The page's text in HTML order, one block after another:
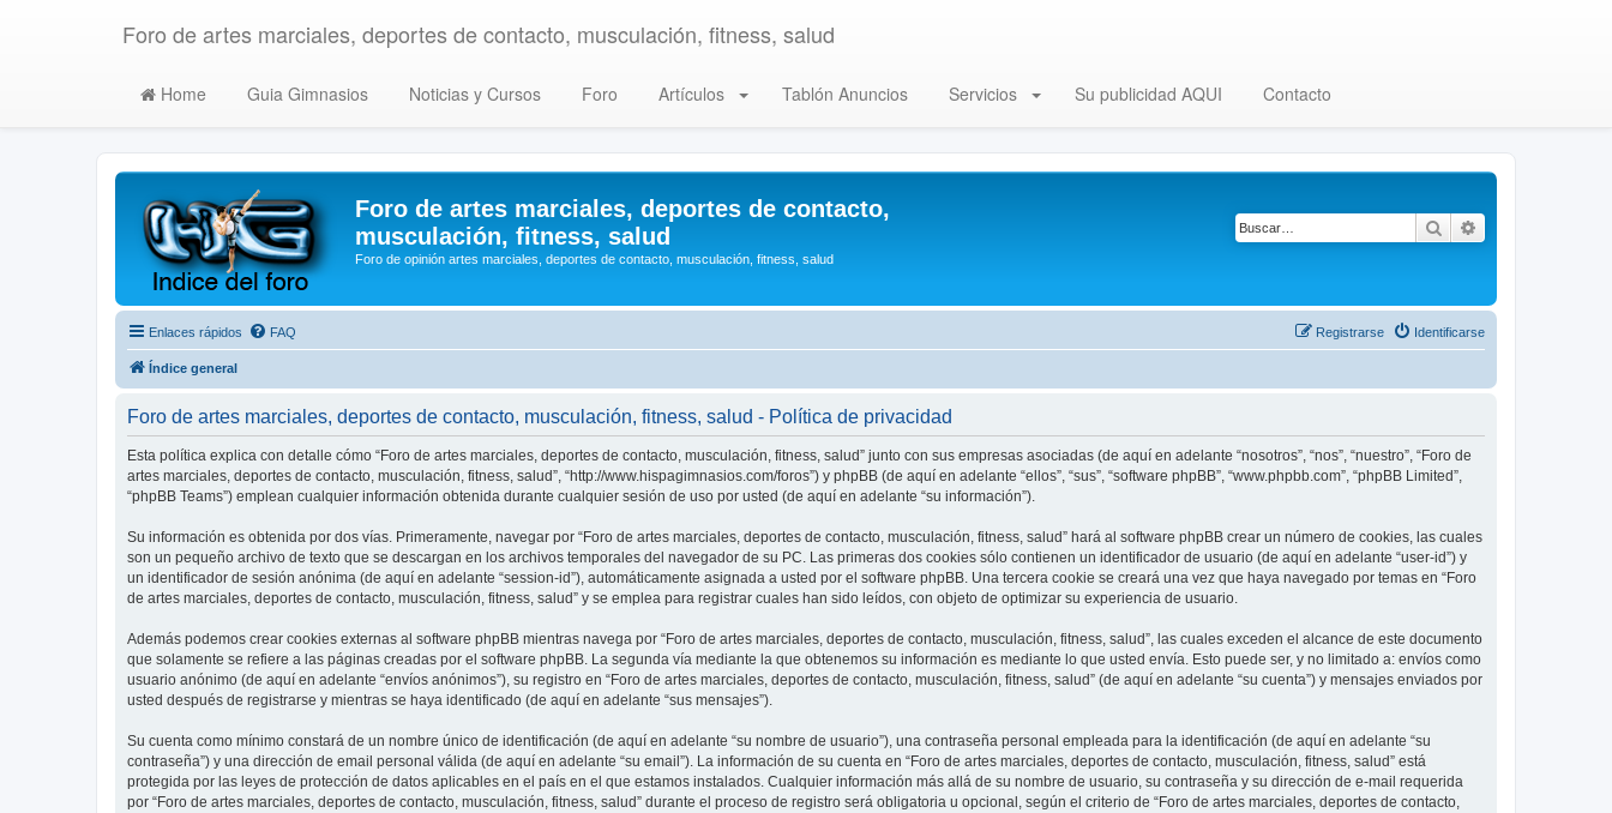
Foro de artes marciales, deportes de contacto, musculación, fitness, salud
Home Guia Gimnasios Noticias y Cursos Foro Artículos Tablón Anuncios Servicios Su publicidad AQUI Contacto
Foro de artes marciales, deportes de contacto,
musculación, fitness, salud
Foro de opinión artes marciales, deportes de contacto, musculación, fitness, salud
Buscar
Enlaces rápidos FAQ Identificarse
Registrarse
Índice general
Foro de artes marciales, deportes de contacto, musculación, fitness, salud - Política de privacidad
Esta política explica con detalle cómo “Foro de artes marciales, deportes de contacto, musculación, fitness, salud” junto con sus empresas asociadas (de aquí en adelante “nosotros”, “nos”, “nuestro”, “Foro de
artes marciales, deportes de contacto, musculación, fitness, salud”, “http://www.hispagimnasios.com/foros”) y phpBB (de aquí en adelante “ellos”, “sus”, “software phpBB”, “www.phpbb.com”, “phpBB Limited”,
“phpBB Teams”) emplean cualquier información obtenida durante cualquier sesión de uso por usted (de aquí en adelante “su información”).
Su información es obtenida por dos vías. Primeramente, navegar por “Foro de artes marciales, deportes de contacto, musculación, fitness, salud” hará al software phpBB crear un número de cookies, las cuales
son un pequeño archivo de texto que se descargan en los archivos temporales del navegador de su PC. Las primeras dos cookies sólo contienen un identificador de usuario (de aquí en adelante “user-id”) y
un identificador de sesión anónima (de aquí en adelante “session-id”), automáticamente asignada a usted por el software phpBB. Una tercera cookie se creará una vez que haya navegado por temas en “Foro
de artes marciales, deportes de contacto, musculación, fitness, salud” y se emplea para registrar cuales han sido leídos, con objeto de optimizar su experiencia de usuario.
Además podemos crear cookies externas al software phpBB mientras navega por “Foro de artes marciales, deportes de contacto, musculación, fitness, salud”, las cuales exceden el alcance de este documento
que solamente se refiere a las páginas creadas por el software phpBB. La segunda vía mediante la que obtenemos su información es mediante lo que usted envía. Esto puede ser, y no limitado a: envíos como
usuario anónimo (de aquí en adelante “envíos anónimos”), su registro en “Foro de artes marciales, deportes de contacto, musculación, fitness, salud” (de aquí en adelante “su cuenta”) y mensajes enviados por
usted después de registrarse y mientras se haya identificado (de aquí en adelante “sus mensajes”).
Su cuenta como mínimo constará de un nombre único de identificación (de aquí en adelante “su nombre de usuario”), una contraseña personal empleada para la identificación (de aquí en adelante “su
contraseña”) y una dirección de email personal válida (de aquí en adelante “su email”). La información de su cuenta en “Foro de artes marciales, deportes de contacto, musculación, fitness, salud” está
protegida por las leyes de protección de datos aplicables en el país en el que estamos instalados. Cualquier información más allá de su nombre de usuario, su contraseña y su dirección de e-mail requerida
por “Foro de artes marciales, deportes de contacto, musculación, fitness, salud” durante el proceso de registro será obligatoria u opcional, según el criterio de “Foro de artes marciales, deportes de contacto,